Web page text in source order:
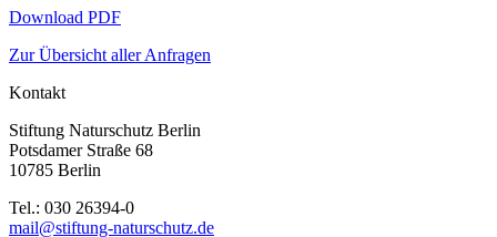
Download PDF
Zur Übersicht aller Anfragen
Kontakt
Stiftung Naturschutz Berlin
Potsdamer Straße 68
10785 Berlin
Tel.: 030 26394-0
mail@stiftung-naturschutz.de